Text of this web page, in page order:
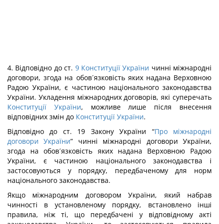
4. Відповідно до ст. 9 Конституції України чинні міжнародні
договори, згода на обов´язковість яких надана Верховною
Радою України, є частиною національного законодавства
України. Укладення міжнародних договорів, які суперечать
Конституції України, можливе лише після внесення
відповідних змін до Конституції України.
Відповідно до ст. 19 Закону України “Про міжнародні
договори України” чинні міжнародні договори України,
згода на обов´язковість яких надана Верховною Радою
України, є частиною національного законодавства і
застосовуються у порядку, передбаченому для норм
національного законодавства.
Якщо міжнародним договором України, який набрав
чинності в установленому порядку, встановлено інші
правила, ніж ті, що передбачені у відповідному акті